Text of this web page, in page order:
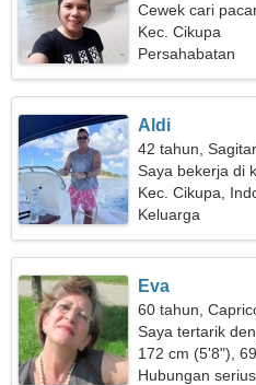
Cewek cari
Kec. Cikupa
Persahabatan
Aldi
42 tahun,
Saya bekerja di
membutuhkan
Kec. Cikupa,
Keluarga
Eva
60 tahun,
Saya tertarik
172 cm (5'8"),
Hubungan serius